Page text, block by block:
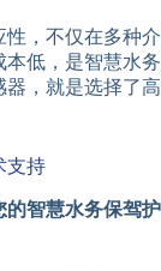
，不仅在多种介
本低，是智慧水务
，就是选择了高
支持
的智慧水务保驾护